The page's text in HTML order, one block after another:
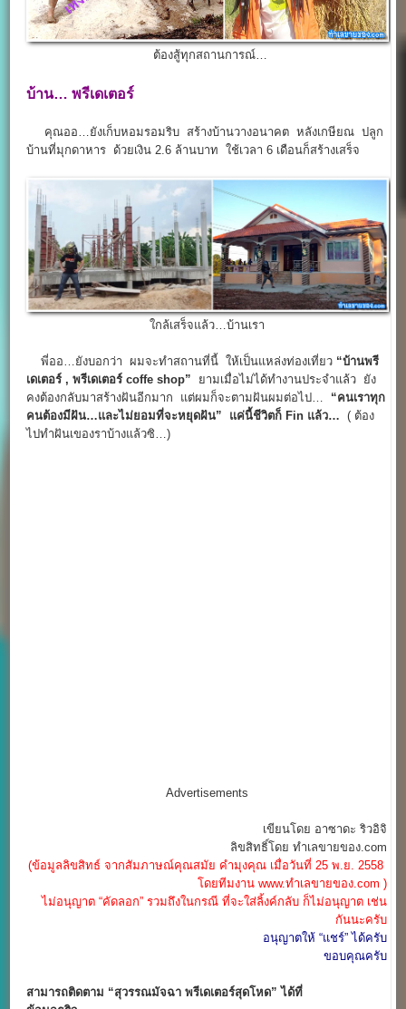
ต้องสู้ทุกสถานการณ์…
บ้าน… พรีเดเตอร์
คุณออ…ยังเก็บหอมรอมริบ สร้างบ้านวางอนาคต หลังเกษียณ ปลูก
บ้านที่มุกดาหาร ด้วยเงิน 2.6 ล้านบาท ใช้เวลา 6 เดือนก็สร้างเสร็จ
ใกล้เสร็จแล้ว…บ้านเรา
พี่ออ…ยังบอกว่า ผมจะทำสถานที่นี้ ให้เป็นแหล่งท่องเที่ยว “บ้านพรี
เดเตอร์ , พรีเดเตอร์ coffe shop” ยามเมื่อไม่ได้ทำงานประจำแล้ว ยัง
คงต้องกลับมาสร้างฝันอีกมาก แต่ผมก็จะตามฝันผมต่อไป… “คนเราทุก
คนต้องมีฝัน…และไม่ยอมที่จะหยุดฝัน” แค่นี้ชีวิตก็Fin แล้ว…( ต้อง
ไปทำฝันเของราบ้างแล้วซิ…)
Advertisements
เขียนโดย อาซาดะ ริวอิจิ
ลิขสิทธิ์โดย ทำเลขายของ.com
(ข้อมูลลิขสิทธ์ จากสัมภาษณ์คุณสมัย คำมุงคุณ เมื่อวันที่ 25 พ.ย. 2558
โดยทีมงาน www.ทำเลขายของ.com )
ไม่อนุญาต “คัดลอก” รวมถึงในกรณี ที่จะใส่ลิ้งค์กลับ ก็ไม่อนุญาต เช่น
กันนะครับ
อนุญาตให้ “แชร์” ได้ครับ
ขอบคุณครับ
สามารถติดตาม “สุวรรณมัจฉา พรีเดเตอร์สุดโหด” ได้ที่